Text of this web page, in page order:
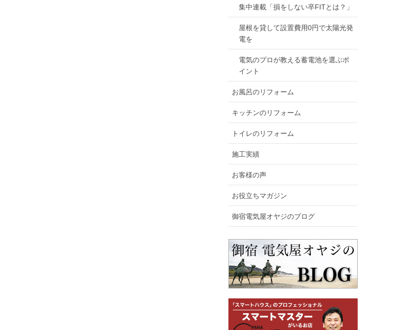
集中連載「損をしない卒FITとは？」
屋根を貸して設置費用0円で太陽光発
電を
電気のプロが教える蓄電池を選ぶポ
イント
お風呂のリフォーム
キッチンのリフォーム
トイレのリフォーム
施工実績
お客様の声
お役立ちマガジン
御宿電気屋オヤジのブログ